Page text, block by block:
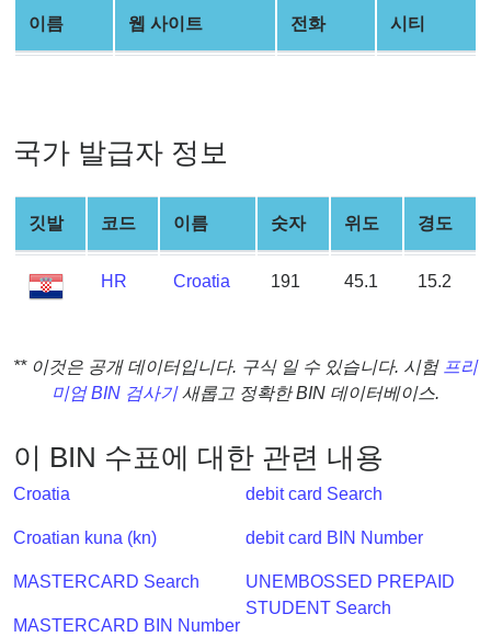
Random
Credit
Generate
Credit
from
BIN
Credit
Card
Service
is
My
IP
?
IP
이름 웹 사이트 전화 시티
국가 발급자 정보
깃발 코드 이름 숫자 위도 경도
HR Croatia 191 45.1 15.2
** 이것은 공개 데이터입니다. 구식 일 수 있습니다. 시험 프리
미엄 BIN 검사기새롭고 정확한 BIN 데이터베이스.
이 BIN 수표에 대한 관련 내용
Croatia
Croatian kuna (kn)
MASTERCARD Search
MASTERCARD BIN Number
debit card Search
debit card BIN Number
UNEMBOSSED PREPAID
STUDENT Search